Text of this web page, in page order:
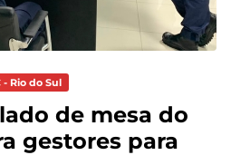
Rio do Sul
de mesa do
gestores para